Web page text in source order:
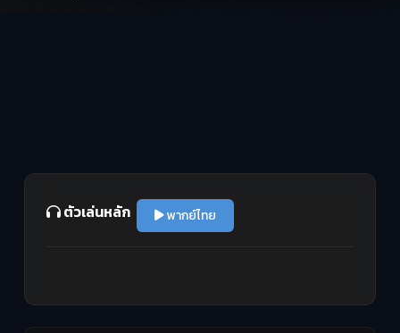
ตัวเล่นหลัก พากย์ไทย